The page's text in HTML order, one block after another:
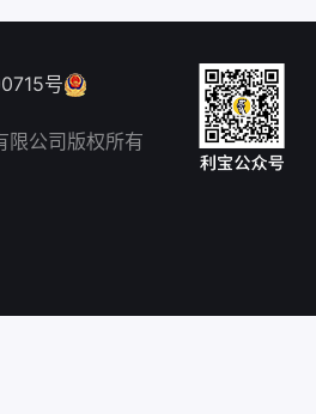
号
公司版权所有